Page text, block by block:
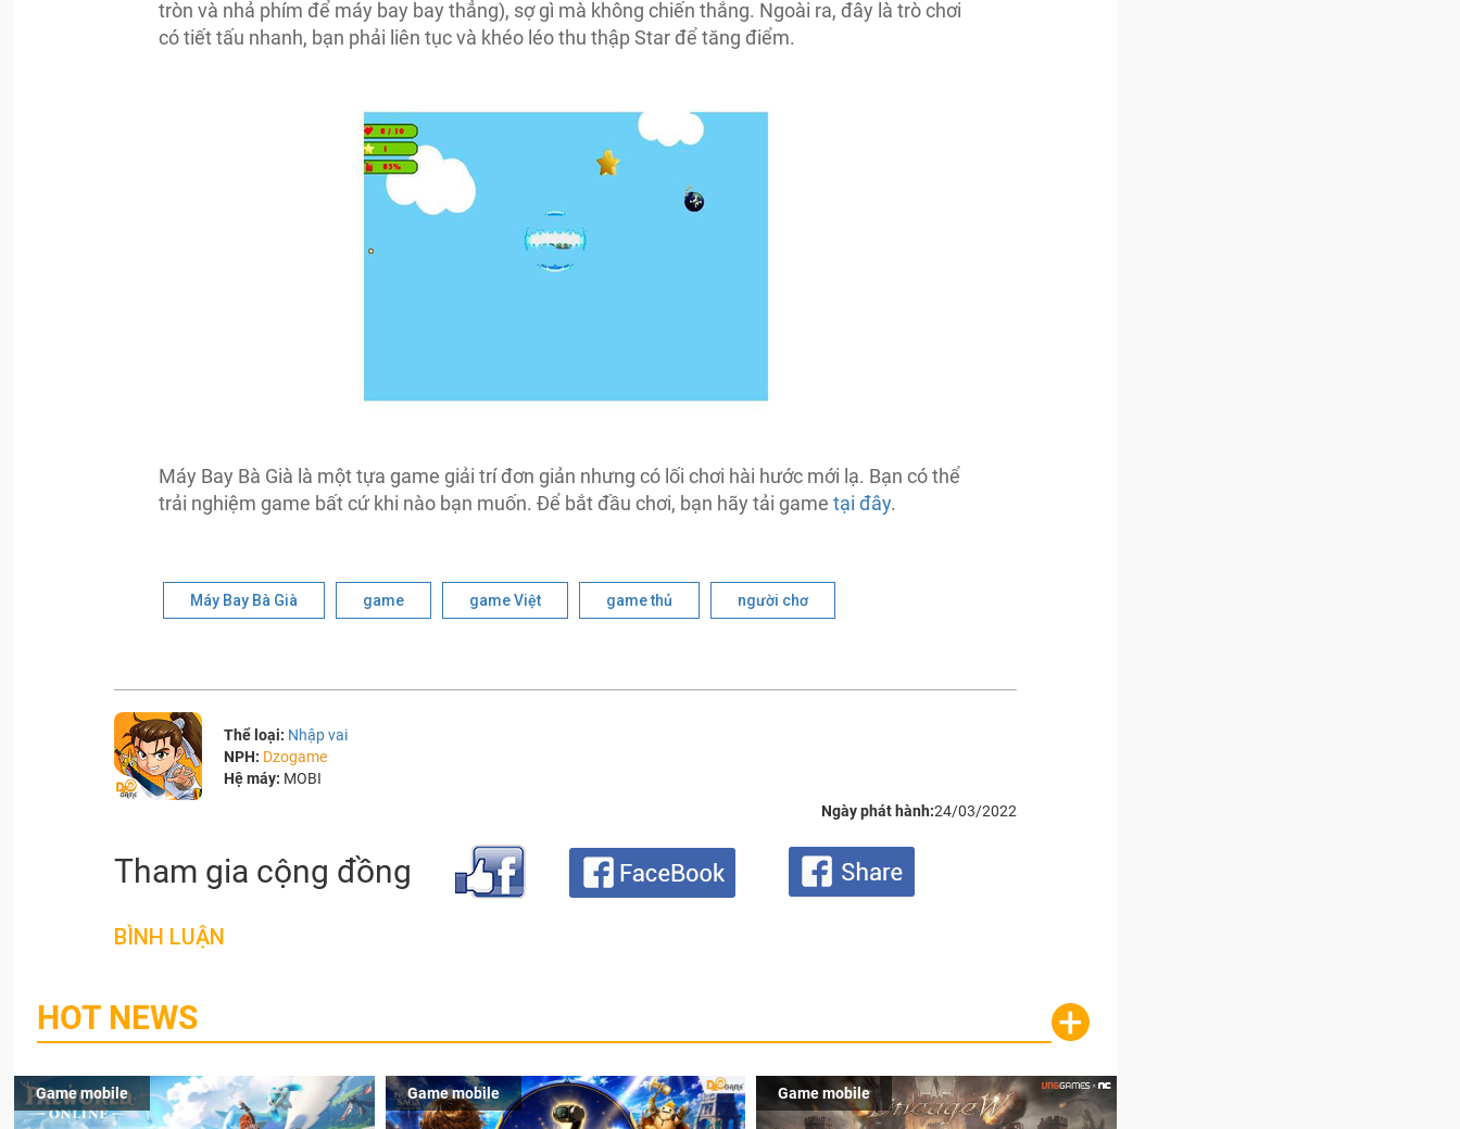
tròn và nhả phím để máy bay bay thẳng), sợ gì mà không chiến thắng. Ngoài ra, đây là trò chơi
có tiết tấu nhanh, bạn phải liên tục và khéo léo thu thập Star để tăng điểm.
Máy Bay Bà Già là một tựa game giải trí đơn giản nhưng có lối chơi hài hước mới lạ. Bạn có thể
trải nghiệm game bất cứ khi nào bạn muốn. Để bắt đầu chơi, bạn hãy tải gametại đây.
Máy Bay Bà Già game game Việt game thủ người chơ
Thể loại: Nhập vai
NPH: Dzogame
Hệ máy: MOBI
Ngày phát hành:24/03/2022
Tham gia cộng đồng
BÌNH LUẬN
HOT NEWS +
Game mobile Game mobile Game mobile